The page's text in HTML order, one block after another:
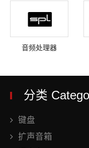
音频处理器
分类
键盘
扩声音箱